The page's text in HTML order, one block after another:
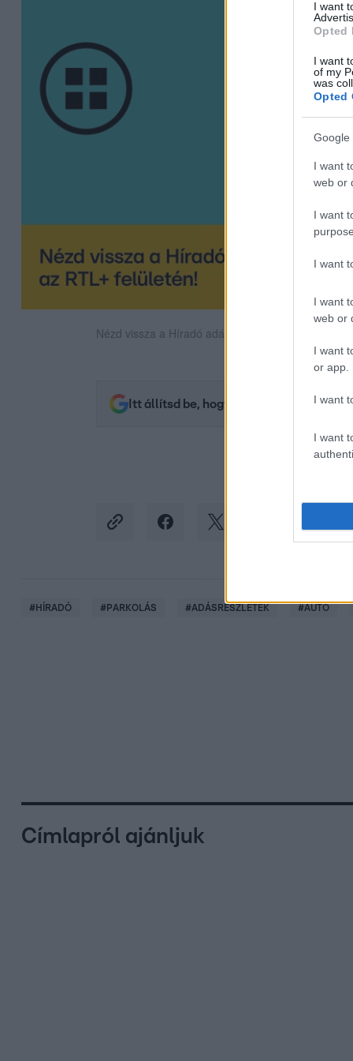
I want
Opted
I want
of my
was
Opted
Google
I want
web or
I want
I want
I want
web or
I want
or app.
I want
I want
Nézd vissza a Híradó adásait az RTL+ felületén!
Itt állítsd be, hogy az RTL.hu az elsők
#HÍRADÓ #PARKOLÁS #ADÁSRÉSZLETEK #AUTÓ
Címlapról ajánljuk